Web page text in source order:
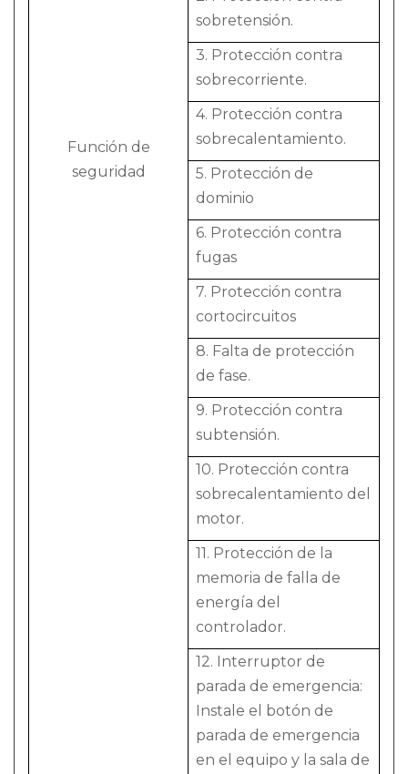
Función de
seguridad
sobretensión.
3. Protección contra
sobrecorriente.
4. Protección contra
sobrecalentamiento.
5. Protección de
dominio
6. Protección contra
fugas
7. Protección contra
cortocircuitos
8. Falta de protección
de fase.
9. Protección contra
subtensión.
10. Protección contra
sobrecalentamiento del
motor.
11. Protección de la
memoria de falla de
energía del
controlador.
12. Interruptor de
parada de emergencia:
Instale el botón de
parada de emergencia
en el equipo y la sala de